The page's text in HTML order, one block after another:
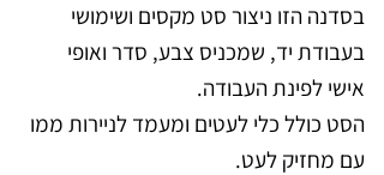
בסדנה הזו ניצור סט מקסים ושימושי
בעבודת יד, שמכניס צבע, סדר ואופי
אישי לפינת העבודה.
הסט כולל כלי לעטים ומעמד לניירות ממו
עם מחזיק לעט.